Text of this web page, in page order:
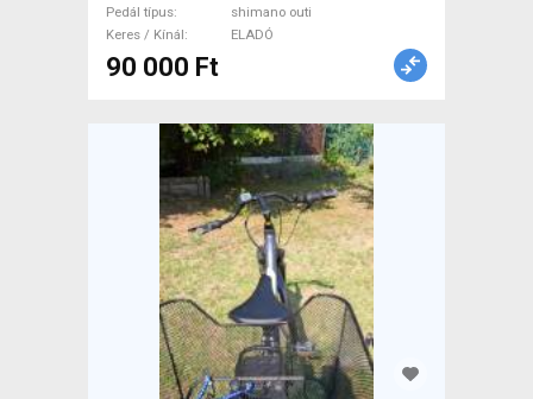
Pedál típus
shimano outi
Keres / Kínál
ELADÓ
90 000 Ft